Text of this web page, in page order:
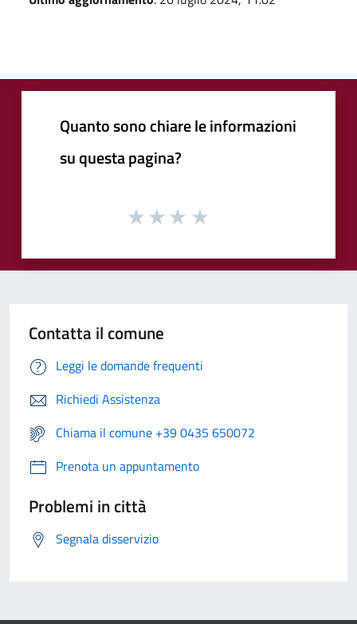
Quanto sono chiare le informazioni
su questa pagina?
Contatta il comune
Leggi le domande frequenti
Richiedi Assistenza
Chiama il comune +39 0435 650072
Prenota un appuntamento
Problemi in città
Segnala disservizio